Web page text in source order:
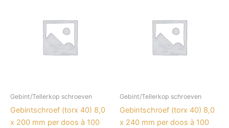
Gebint/Tellerkop schroeven
Gebintschroef (torx 40) 8,0
x 200 mm per doos à 100
Gebint/Tellerkop schroeven
Gebintschroef (torx 40) 8,0
x 240 mm per doos à 100